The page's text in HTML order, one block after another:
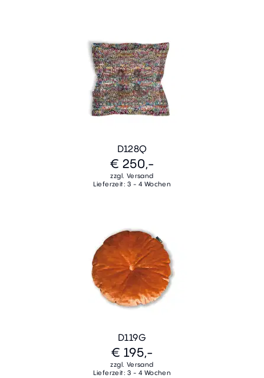
D128Q
€ 250,-
zzgl. Versand
Lieferzeit: 3 - 4 Wochen
D119G
€ 195,-
zzgl. Versand
Lieferzeit: 3 - 4 Wochen